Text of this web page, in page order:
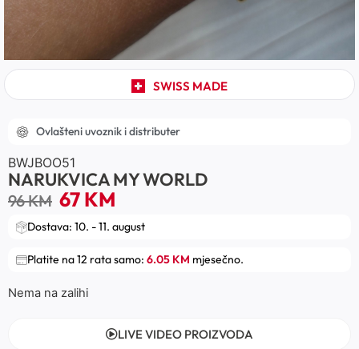
SWISS MADE
Ovlašteni uvoznik i distributer
BWJBOO51
NARUKVICA MY WORLD
96KM 67KM
Dostava: 10. - 11. august
Platite na 12 rata samo: 6.05 KM mjesečno.
Nema na zalihi
LIVE VIDEO PROIZVODA